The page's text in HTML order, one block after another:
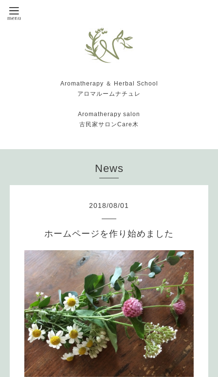
Aromatherapy ＆ Herbal School
アロマルームナチュレ
Aromatherapy salon
古民家サロンCare木
News
2018/08/01
ホームページを作り始めました